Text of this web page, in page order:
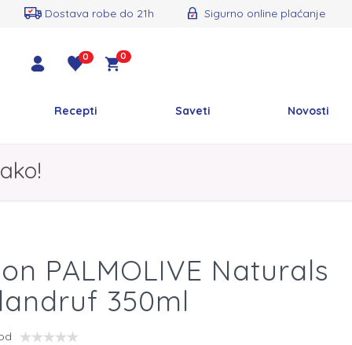
Dostava robe do 21h Sigurno online plaćanje
0 0
Recepti Saveti Novosti
PALMOLIVE Naturals
350ml